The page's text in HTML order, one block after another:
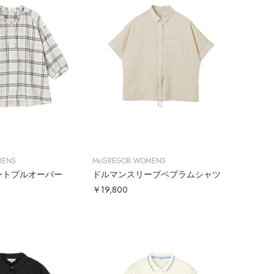
プルオーバー
McGREGOR WOMENS
ドルマンスリーブペプラムシャツ
￥19,800